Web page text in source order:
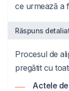
ce urmează a
Răspuns
Procesul de
pregătit cu
Actele